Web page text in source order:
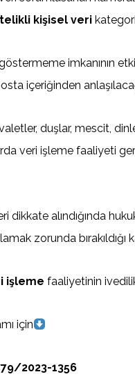
kişisel veri
göstermeme
içeriğinden
duşlar, mescit,
veri işleme faaliyeti
alındığında
zorunda bırakıldığı
işleme faaliyetinin
için
2023-1356